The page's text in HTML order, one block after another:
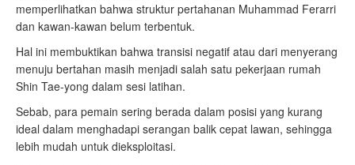
memperlihatkan bahwa struktur pertahanan Muhammad Ferarri
dan kawan-kawan belum terbentuk.
Hal ini membuktikan bahwa transisi negatif atau dari menyerang
menuju bertahan masih menjadi salah satu pekerjaan rumah
Shin Tae-yong dalam sesi latihan.
Sebab, para pemain sering berada dalam posisi yang kurang
ideal dalam menghadapi serangan balik cepat lawan, sehingga
lebih mudah untuk dieksploitasi.